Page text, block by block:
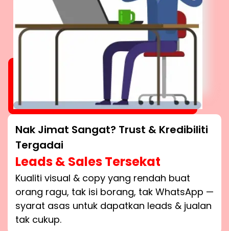
Nak Jimat Sangat? Trust & Kredibiliti
Tergadai
Leads & Sales Tersekat
Kualiti visual & copy yang rendah buat
orang ragu, tak isi borang, tak WhatsApp —
syarat asas untuk dapatkan leads & jualan
tak cukup.